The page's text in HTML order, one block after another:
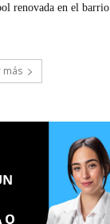
renovada en el barrio
más